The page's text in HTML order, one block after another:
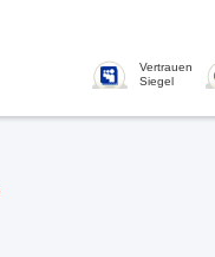
Vertrauen
Siegel